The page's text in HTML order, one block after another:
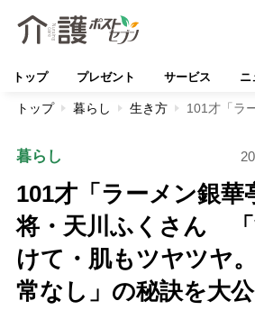
トップ プレゼント サービス ニ
トップ 暮らし 生き方 101才「ラ
暮らし
101才「ラーメン銀華
将・天川ふくさん
けて・肌もツヤツヤ
常なし」の秘訣を大